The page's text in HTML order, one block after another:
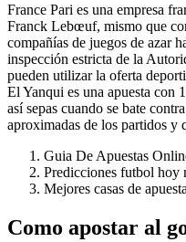
France Pari es una empresa
Franck Lebœuf, mismo que
compañías de juegos de azar
inspección estricta de la
pueden utilizar la oferta
El Yanqui es una apuesta con
así sepas cuando se bate
aproximadas de los partidos y
Guia De Apuestas
Predicciones futbol hoy
Mejores casas de
Como apostar al